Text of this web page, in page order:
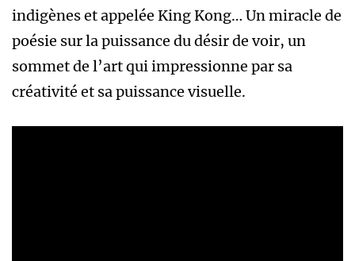
indigènes et appelée King Kong… Un miracle de
poésie sur la puissance du désir de voir, un
sommet de l’art qui impressionne par sa
créativité et sa puissance visuelle.